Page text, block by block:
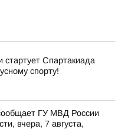
стартует Спартакиада
спорту!
ГУ МВД России
вчера, 7 августа,